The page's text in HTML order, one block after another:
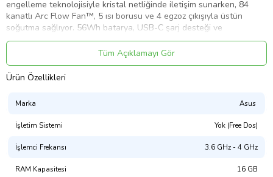
engelleme teknolojisiyle kristal netliğinde iletişim sunarken, 84
kanatlı Arc Flow Fan™, 5 ısı borusu ve 4 egzoz çıkışıyla üstün
soğutma sağlıyor. 56Wh batarya, USB-C şarj desteği ve
genişletilebilir PCIe Gen 4 depolama ile hem dayanıklı hem de
performans odaklı bir kasa sunuyor.
Oyun ve içerik üretimine AMD Ryzen™ 7 7445HS işlemci ve
NVIDIA® GeForce RTX™ 4050 Laptop GPU’nun gücüyle dalın. TUF
Gaming A16, NVIDIA® Advanced Optimus desteği, yüksek hızlı
DDR5 RAM ve kolayca yükseltilebilen çift PCIe Gen 4x4 M.2 SSD
yuvaları ile maksimum performans ve genişletilebilirlik sunar.
Tüm Açıklamayı Gör
Ürün Özellikleri
Marka Asus
İşletim Sistemi Yok (Free Dos)
İşlemci Frekansı 3.6 GHz - 4 GHz
RAM Kapasitesi 16 GB